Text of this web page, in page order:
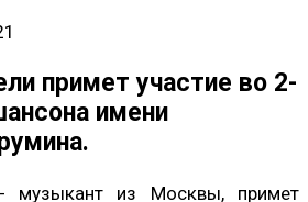
примет участие во 2-
имени
музыкант из Москвы, примет